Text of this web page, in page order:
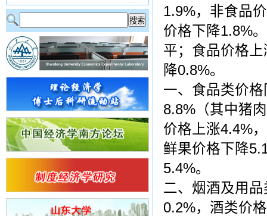
1.9%，非食品
价格下降1.8%
平；食品价格
降0.8%。
一、食品类价
8.8%（其中猪
价格上涨4.4%
鲜果价格下降
5.4%。
二、烟酒及用
0.2%，酒类价